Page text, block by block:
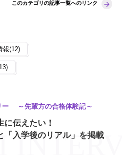
このカテゴリの記事一覧へのリンク
報(12)
ー ～先輩方の合格体験記～
伝えたい！
「入学後のリアル」を掲載